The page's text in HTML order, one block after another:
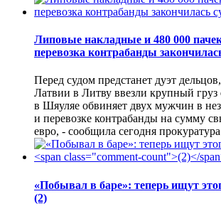
Липовые накладные и 480 000
перевозка контрабанды
Перед судом предстанет дуэт
Латвии в Литву ввезли крупный груз
в Шяуляе обвиняет двух мужчин в
и перевозке контрабанды на сумму
евро, - сообщила сегодня
«Побывал в баре»: теперь ищут
(2)